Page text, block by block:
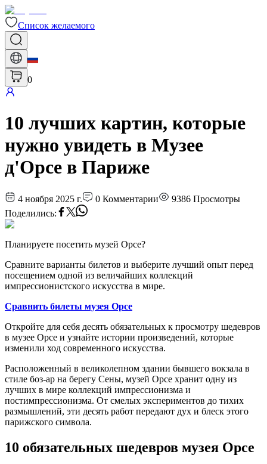
Список желаемого
0
10 лучших картин, которые
нужно увидеть в Музее
д'Орсе в Париже
4 ноября 2025 г. 0 Комментарии 9386 Просмотры
Поделились:
Планируете посетить музей Орсе?
Сравните варианты билетов и выберите лучший опыт перед
посещением одной из величайших коллекций
импрессионистского искусства в мире.
Сравнить билеты музея Орсе
Откройте для себя десять обязательных к просмотру шедевров
в музее Орсе и узнайте истории произведений, которые
изменили ход современного искусства.
Расположенный в великолепном здании бывшего вокзала в
стиле боз-ар на берегу Сены, музей Орсе хранит одну из
лучших в мире коллекций импрессионизма и
постимпрессионизма. От смелых экспериментов до тихих
размышлений, эти десять работ передают дух и блеск этого
парижского символа.
10 обязательных шедевров музея Орсе